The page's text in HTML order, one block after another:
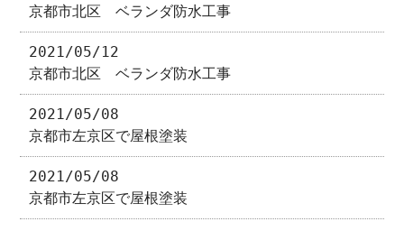
京都市北区 ベランダ防水工事
2021/05/12
京都市北区 ベランダ防水工事
2021/05/08
京都市左京区で屋根塗装
2021/05/08
京都市左京区で屋根塗装